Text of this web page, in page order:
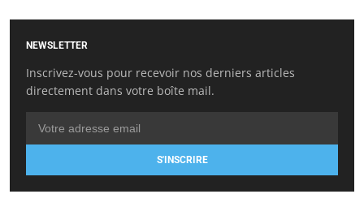
NEWSLETTER
Inscrivez-vous pour recevoir nos derniers articles
directement dans votre boîte mail.
S'INSCRIRE